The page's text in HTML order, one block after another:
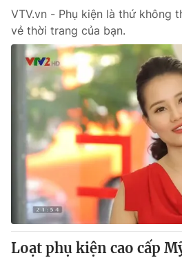
VTV.vn - Phụ kiện là thứ không
vẻ thời trang của bạn.
Loạt phụ kiện cao cấp